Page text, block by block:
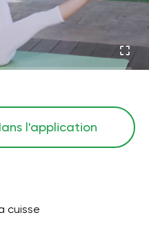
l'application
cuisse